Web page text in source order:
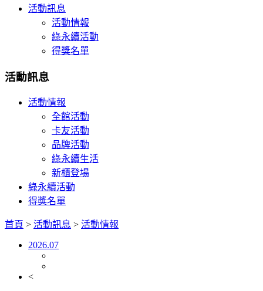
活動訊息
活動情報
綠永續活動
得獎名單
活動訊息
活動情報
全館活動
卡友活動
品牌活動
綠永續生活
新櫃登場
綠永續活動
得獎名單
首頁 > 活動訊息 > 活動情報
2026.07
<